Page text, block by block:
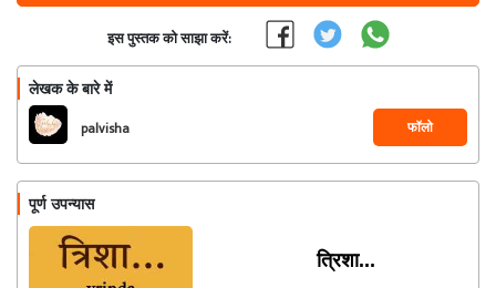
इस पुस्तक को साझा करें:
लेखक के बारे में
palvisha फॉलो
पूर्ण उपन्यास
त्रिशा...